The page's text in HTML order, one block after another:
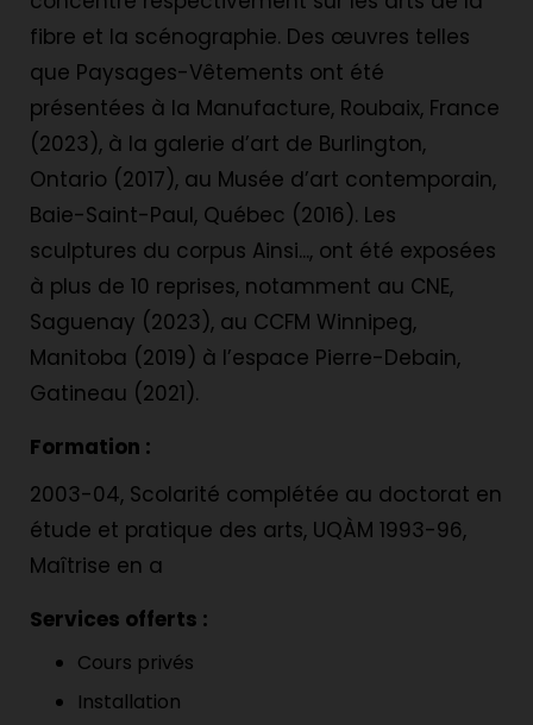
fibre et la scénographie. Des œuvres telles
que Paysages-Vêtements ont été
présentées à la Manufacture, Roubaix, France
(2023), à la galerie d’art de Burlington,
Ontario (2017), au Musée d’art contemporain,
Baie-Saint-Paul, Québec (2016). Les
sculptures du corpus Ainsi..., ont été exposées
à plus de 10 reprises, notamment au CNE,
Saguenay (2023), au CCFM Winnipeg,
Manitoba (2019) à l’espace Pierre-Debain,
Gatineau (2021).
Formation :
2003-04, Scolarité complétée au doctorat en
étude et pratique des arts, UQÀM 1993-96,
Maîtrise en a
Services offerts :
Cours privés
Installation